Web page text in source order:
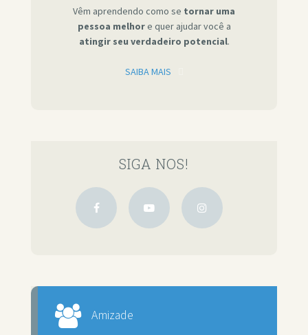
Vêm aprendendo como se tornar uma
pessoa melhore quer ajudar você a
atingir seu verdadeiro potencial.
SAIBA MAIS
SIGA NOS!
Amizade